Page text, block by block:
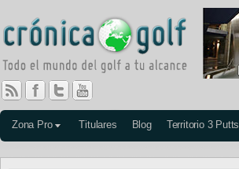
Zona Pro Titulares Blog Territorio 3 Putts